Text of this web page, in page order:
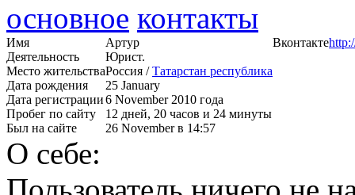
основное контакты
Имя
Артур
Деятельность
Юрист.
Место жительстваРоссия /Татарстан республика
Дата рождения
25 January
Дата регистрации6 November 2010 года
Пробег по сайту
12 дней, 20 часов и 24 минуты
Был на сайте
26 November в 14:57
Вконтакте
О себе: